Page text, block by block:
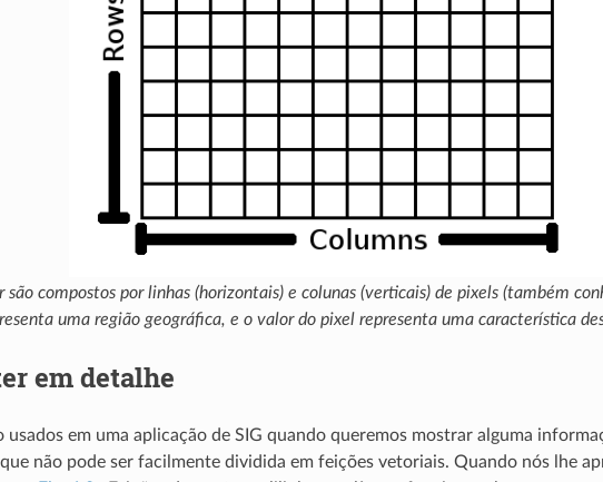
são compostos por linhas (horizontais) e colunas (verticais) de pixels (também
uma região geográfica, e o valor do pixel representa uma característica
em detalhe
usados em uma aplicação de SIG quando queremos mostrar alguma
não pode ser facilmente dividida em feições vetoriais. Quando nós lhe